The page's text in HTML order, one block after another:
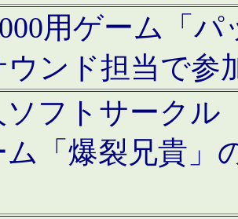
用ゲーム「
ウンド担当で参
ソフトサークル
ム「爆裂兄貴」